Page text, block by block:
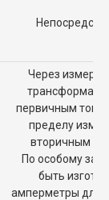
Через
первичным
пределу
вторичным
По особому
быть
амперметры для